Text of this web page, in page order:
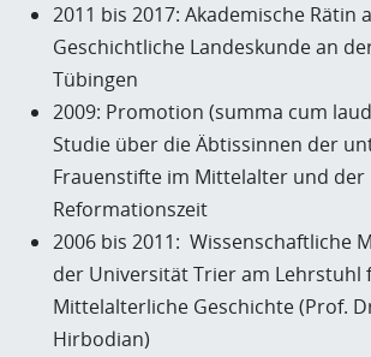
2011 bis 2017: Akademische Rätin
Geschichtliche Landeskunde an
Tübingen
2009: Promotion (summa cum
Studie über die Äbtissinnen der
Frauenstifte im Mittelalter und der
Reformationszeit
2006 bis 2011: Wissenschaftliche
der Universität Trier am Lehrstuhl
Mittelalterliche Geschichte (Prof.
Hirbodian)